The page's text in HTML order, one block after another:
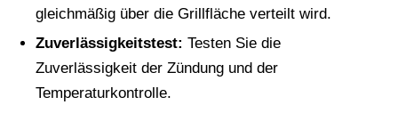
gleichmäßig über die Grillfläche verteilt wird.
Zuverlässigkeitstest: Testen Sie die
Zuverlässigkeit der Zündung und der
Temperaturkontrolle.